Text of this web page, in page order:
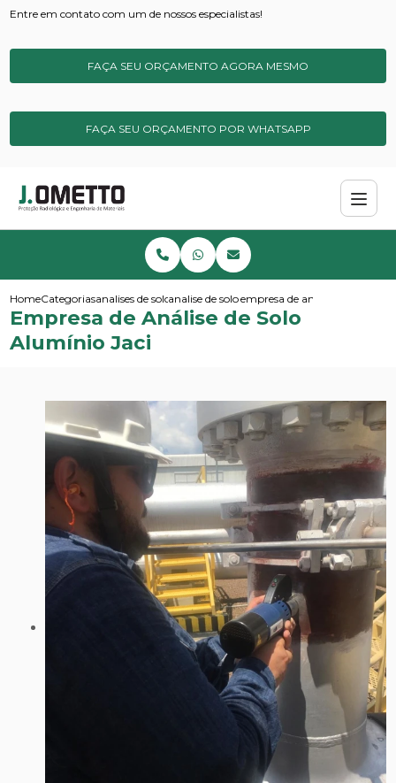
Entre em contato com um de nossos especialistas!
FAÇA SEU ORÇAMENTO AGORA MESMO
FAÇA SEU ORÇAMENTO POR WHATSAPP
HomeCategoriasanalises de solos e sedimentosanalise de solo micronutrientes
empresa de analise de solo
Empresa de Análise de Solo
Alumínio Jaci